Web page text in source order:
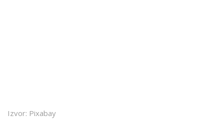
Izvor: Pixabay